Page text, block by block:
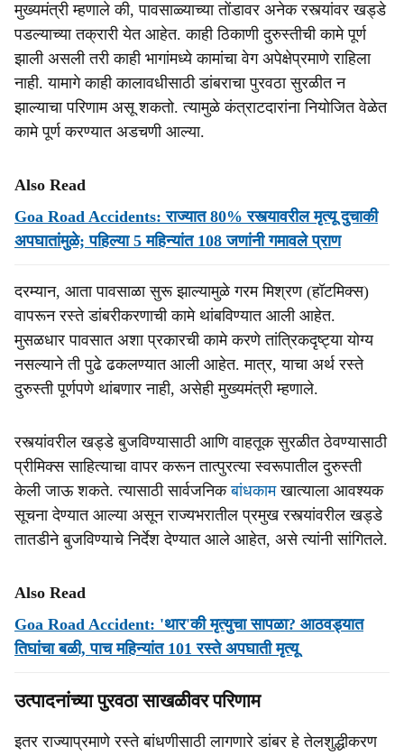
मुख्यमंत्री म्हणाले की, पावसाळ्याच्या तोंडावर अनेक रस्त्यांवर खड्डे
पडल्याच्या तक्रारी येत आहेत. काही ठिकाणी दुरुस्तीची कामे पूर्ण
झाली असली तरी काही भागांमध्ये कामांचा वेग अपेक्षेप्रमाणे राहिला
नाही. यामागे काही कालावधीसाठी डांबराचा पुरवठा सुरळीत न
झाल्याचा परिणाम असू शकतो. त्यामुळे कंत्राटदारांना नियोजित वेळेत
कामे पूर्ण करण्यात अडचणी आल्या.
Also Read
Goa Road Accidents: राज्यात 80% रस्त्यावरील मृत्यू दुचाकी
अपघातांमुळे; पहिल्या 5 महिन्यांत 108 जणांनी गमावले प्राण
दरम्यान, आता पावसाळा सुरू झाल्यामुळे गरम मिश्रण (हॉटमिक्स)
वापरून रस्ते डांबरीकरणाची कामे थांबविण्यात आली आहेत.
मुसळधार पावसात अशा प्रकारची कामे करणे तांत्रिकदृष्ट्या योग्य
नसल्याने ती पुढे ढकलण्यात आली आहेत. मात्र, याचा अर्थ रस्ते
दुरुस्ती पूर्णपणे थांबणार नाही, असेही मुख्यमंत्री म्हणाले.
रस्त्यांवरील खड्डे बुजविण्यासाठी आणि वाहतूक सुरळीत ठेवण्यासाठी
प्रीमिक्स साहित्याचा वापर करून तात्पुरत्या स्वरूपातील दुरुस्ती
केली जाऊ शकते. त्यासाठी सार्वजनिकबांधकामखात्याला आवश्यक
सूचना देण्यात आल्या असून राज्यभरातील प्रमुख रस्त्यांवरील खड्डे
तातडीने बुजविण्याचे निर्देश देण्यात आले आहेत, असे त्यांनी सांगितले.
Also Read
Goa Road Accident: 'थार'की मृत्युचा सापळा? आठवड्यात
तिघांचा बळी, पाच महिन्यांत 101 रस्ते अपघाती मृत्यू
उत्पादनांच्या पुरवठा साखळीवर परिणाम
इतर राज्याप्रमाणे रस्ते बांधणीसाठी लागणारे डांबर हे तेलशुद्धीकरण